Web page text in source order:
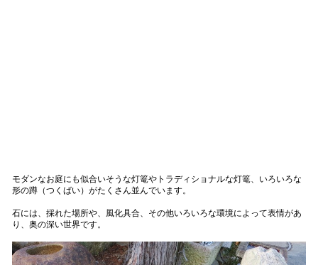
モダンなお庭にも似合いそうな灯篭やトラディショナルな灯篭、いろいろな
形の蹲（つくばい）がたくさん並んでいます。
石には、採れた場所や、風化具合、その他いろいろな環境によって表情があ
り、奥の深い世界です。